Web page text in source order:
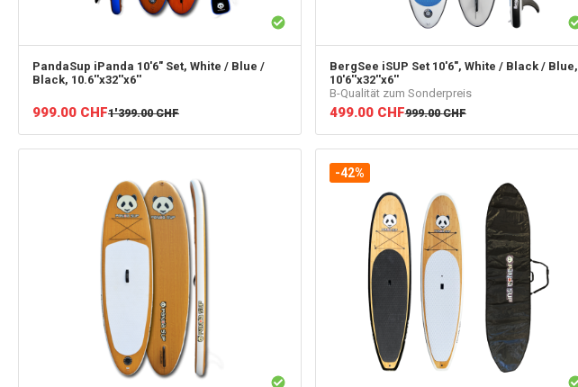
PandaSup iPanda 10'6" Set, White / Blue /
Black, 10.6''x32''x6''
999.00 CHF1'399.00 CHF
BergSee iSUP Set 10'6", White / Black / Blue,
10'6''x32''x6''
B-Qualität zum Sonderpreis
499.00 CHF999.00 CHF
-42%